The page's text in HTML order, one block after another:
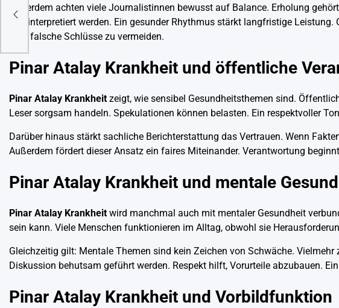
Außerdem achten viele Journalistinnen bewusst auf Balance. Erholung
überinterpretiert werden. Ein gesunder Rhythmus stärkt langfristige
hilft, falsche Schlüsse zu vermeiden.
Pinar Atalay Krankheit und öffentliche
Pinar Atalay Krankheit zeigt, wie sensibel Gesundheitsthemen sind.
Leser sorgsam handeln. Spekulationen können belasten. Ein respektvoller
Darüber hinaus stärkt sachliche Berichterstattung das Vertrauen. Wenn
Außerdem fördert dieser Ansatz ein faires Miteinander. Verantwortung
Pinar Atalay Krankheit und mentale
Pinar Atalay Krankheit wird manchmal auch mit mentaler Gesundheit
sein kann. Viele Menschen funktionieren im Alltag, obwohl sie
Gleichzeitig gilt: Mentale Themen sind kein Zeichen von Schwäche.
Diskussion behutsam geführt werden. Respekt hilft, Vorurteile abzubauen.
Pinar Atalay Krankheit und Vorbildfunktion